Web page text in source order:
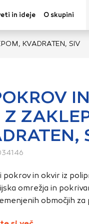
in ideje O skupini
KVADRATEN, SIV
Z
pokrov in okvir iz
omrežja in
območjih za
iz vašega
vaše nastavitve,
Te
bolj
Klikajte
Blokiranje
Več